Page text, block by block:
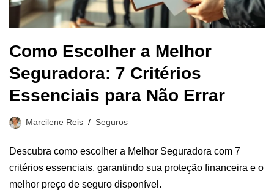
Como Escolher a Melhor
Seguradora: 7 Critérios
Essenciais para Não Errar
Marcilene Reis Seguros
Descubra como escolher a Melhor Seguradora com 7
critérios essenciais, garantindo sua proteção financeira e o
melhor preço de seguro disponível.